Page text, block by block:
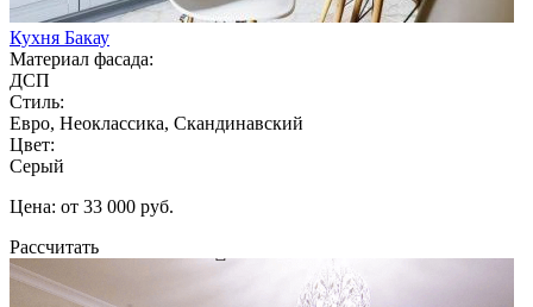
Кухня Бакау
Материал фасада:
ДСП
Стиль:
Евро, Неоклассика, Скандинавский
Цвет:
Серый
Цена: от 33 000 руб.
Рассчитать